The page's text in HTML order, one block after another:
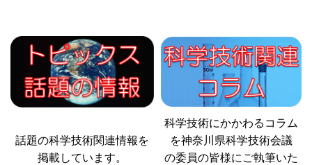
話題の科学技術関連情報を
掲載しています。
科学技術にかかわるコラム
を神奈川県科学技術会議
の委員の皆様にご執筆いた